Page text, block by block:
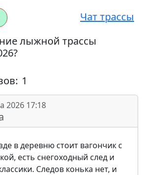
Чат трассы
лыжной трассы
1
2026 17:18
в деревню стоит вагончик с
есть снегоходный след и
Следов конька нет, и